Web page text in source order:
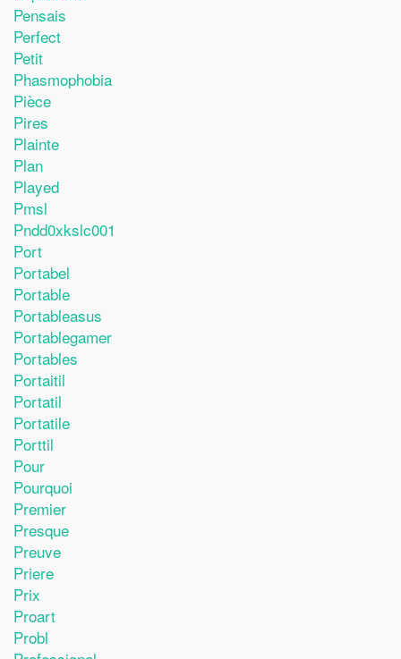
Pensais
Perfect
Petit
Phasmophobia
Pièce
Pires
Plainte
Plan
Played
Pmsl
Pndd0xkslc001
Port
Portabel
Portable
Portableasus
Portablegamer
Portables
Portaitil
Portatil
Portatile
Porttil
Pour
Pourquoi
Premier
Presque
Preuve
Priere
Prix
Proart
Probl